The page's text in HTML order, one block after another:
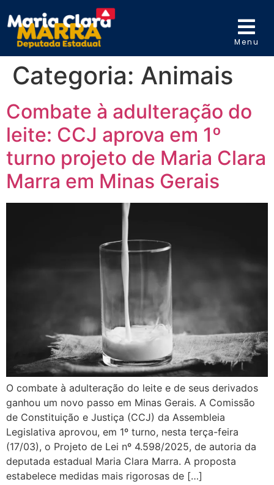
Menu
Categoria: Animais
Combate à adulteração do
leite: CCJ aprova em 1º
turno projeto de Maria Clara
Marra em Minas Gerais
O combate à adulteração do leite e de seus derivados
ganhou um novo passo em Minas Gerais. A Comissão
de Constituição e Justiça (CCJ) da Assembleia
Legislativa aprovou, em 1º turno, nesta terça-feira
(17/03), o Projeto de Lei nº 4.598/2025, de autoria da
deputada estadual Maria Clara Marra. A proposta
estabelece medidas mais rigorosas de […]